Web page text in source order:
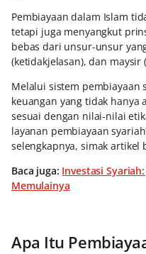
Pembiayaan dalam Islam
tetapi juga menyangkut
bebas dari unsur-unsur
(ketidakjelasan), dan maysir
Melalui sistem pembiayaan
keuangan yang tidak hanya
sesuai dengan nilai-nilai
layanan pembiayaan
selengkapnya, simak artikel
Baca juga: Investasi
Memulainya
Apa Itu